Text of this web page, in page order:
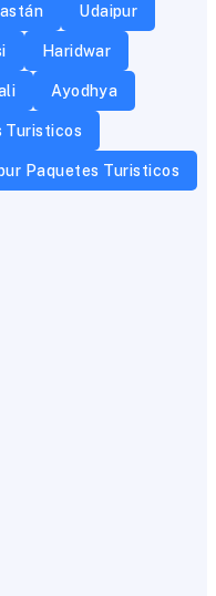
Udaipur
Haridwar
Ayodhya
Turisticos
Paquetes Turisticos